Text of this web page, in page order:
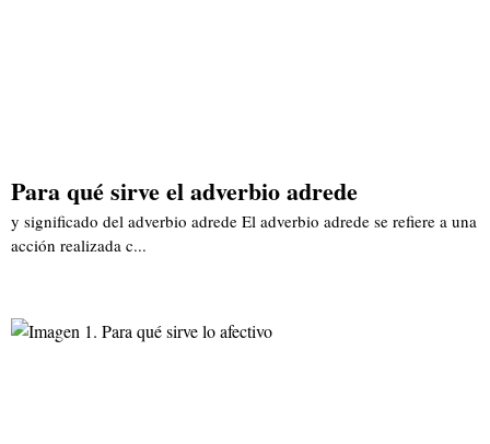
Para qué sirve el adverbio adrede
y significado del adverbio adrede El adverbio adrede se refiere a una
acción realizada c...